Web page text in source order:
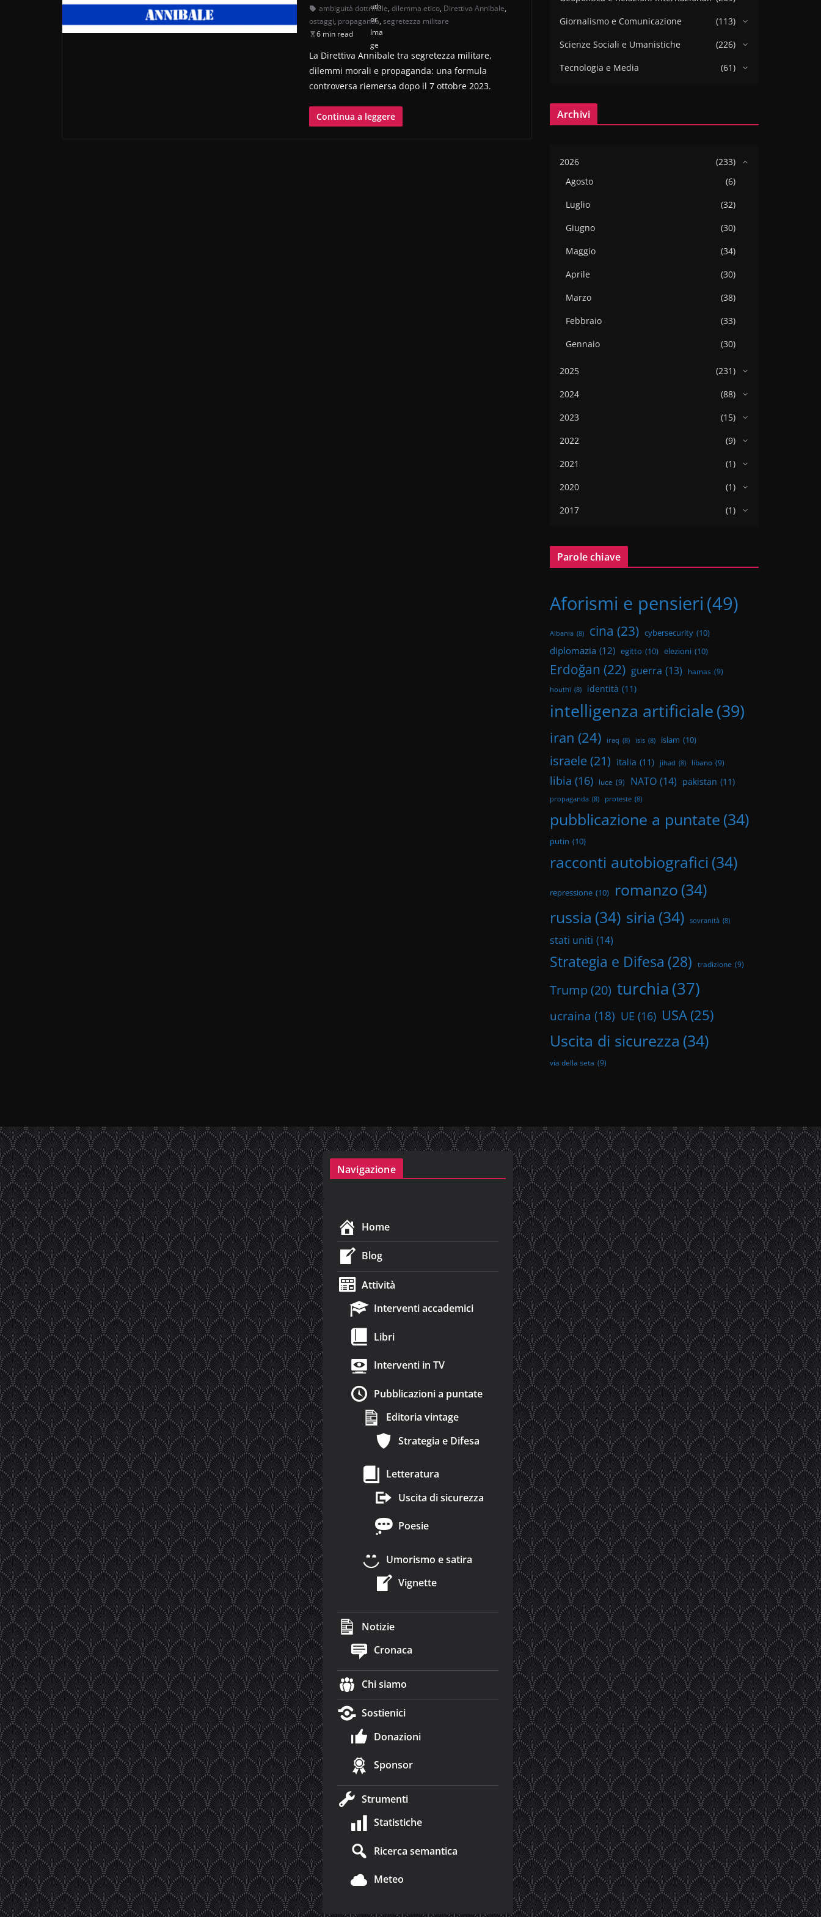
ambiguità dottrinale, dilemma etico, Direttiva Annibale,
ostaggi, propaganda, segretezza militare
6 min read
La Direttiva Annibale tra segretezza militare,
dilemmi morali e propaganda: una formula
controversa riemersa dopo il 7 ottobre 2023.
Continua a leggere
Giornalismo e Comunicazione
(113)
Scienze Sociali e Umanistiche
(226)
Tecnologia e Media
(61)
Archivi
2026
(233)
Agosto
(6)
Luglio
(32)
Giugno
(30)
Maggio
(34)
Aprile
(30)
Marzo
(38)
Febbraio
(33)
Gennaio
(30)
2025
(231)
2024
(88)
2023
(15)
2022
(9)
2021
(1)
2020
(1)
2017
(1)
Parole chiave
Aforismi e pensieri (49)
Albania (8) cina (23) cybersecurity (10)
diplomazia (12) egitto (10) elezioni (10)
Erdoğan (22) guerra (13) hamas (9)
houthi (8) identità (11)
intelligenza artificiale(39)
iran (24) iraq (8) isis (8) islam (10)
israele(21) italia (11) jihad (8) libano (9)
libia (16) luce (9) NATO (14) pakistan (11)
propaganda (8) proteste (8)
pubblicazione a puntate (34)
putin (10)
racconti autobiografici (34)
repressione (10) romanzo (34)
russia (34) siria (34) sovranità (8)
stati uniti (14)
Strategia e Difesa (28) tradizione (9)
Trump (20) turchia(37)
ucraina (18) UE (16) USA (25)
Uscita di sicurezza (34)
via della seta (9)
Navigazione
Home
Blog
Attività
Interventi accademici
Libri
Interventi in TV
Pubblicazioni a puntate
Editoria vintage
Strategia e Difesa
Letteratura
Uscita di sicurezza
Poesie
Umorismo e satira
Vignette
Notizie
Cronaca
Chi siamo
Sostienici
Donazioni
Sponsor
Strumenti
Statistiche
Ricerca semantica
Meteo